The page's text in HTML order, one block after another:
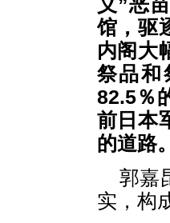
馆，驱
内阁大
祭品和
82.5％
前日本
的道路
郭嘉
实，构